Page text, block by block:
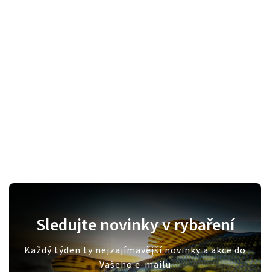
Sledujte novinky v rybaření
Každý týden ty nejzajímavější novinky a akce do
Vašeho e-mailu